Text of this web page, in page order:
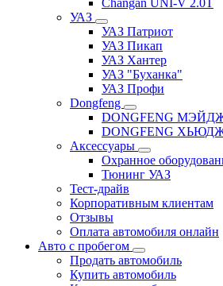
Changan UNI-V 2.0T
УАЗ
УАЗ Патриот
УАЗ Пикап
УАЗ Хантер
УАЗ "Буханка"
УАЗ Профи
Dongfeng
DONGFENG
DONGFENG
Аксессуары
Охранное
Тюнинг УАЗ
Тест-драйв
Корпоративным клиентам
Отзывы
Оплата автомобиля онлайн
Авто с пробегом
Продать автомобиль
Купить автомобиль